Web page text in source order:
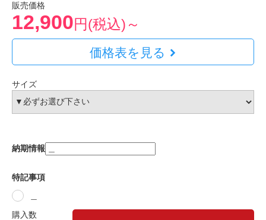
販売価格
12,900円(税込)～
価格表を見る
サイズ
納期情報
特記事項
購入数